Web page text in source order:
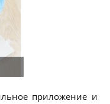
приложение и